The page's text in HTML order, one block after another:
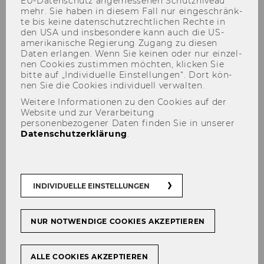
Lexis 360
Zu­griff
An­mel­dung zu­gäng­lich (inkl. Fern­zu­griff). Für
Stu­dent*innen gilt ein Limit von 100 Do­ku­
ment­auf­ru­fen pro Woche.
An­mel­dung bei Lexis 360
mehr. Sie haben in die­sem Fall nur ein­ge­schränk­
te bis keine da­ten­schutz­recht­li­chen Rech­te in
den USA und ins­be­son­de­re kann auch die US-​
amerikanische Re­gie­rung Zu­gang zu die­sen
Daten er­lan­gen. Wenn Sie kei­nen oder nur ein­zel­
nen Coo­kies zu­stim­men möch­ten, kli­cken Sie
bitte auf „In­di­vi­du­el­le Ein­stel­lun­gen“. Dort kön­
nen Sie die Coo­kies in­di­vi­du­ell ver­wal­ten.
Weitere Informationen zu den Cookies auf der
Website und zur Verarbeitung
personenbezogener Daten finden Sie in unserer
Datenschutzerklärung
INDIVIDUELLE EINSTELLUNGEN
NUR NOTWENDIGE COOKIES AKZEPTIEREN
ALLE COOKIES AKZEPTIEREN